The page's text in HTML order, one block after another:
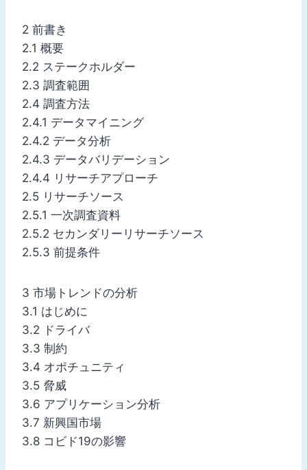
2 前書き
2.1 概要
2.2 ステークホルダー
2.3 調査範囲
2.4 調査方法
2.4.1 データマイニング
2.4.2 データ分析
2.4.3 データバリデーション
2.4.4 リサーチアプローチ
2.5 リサーチソース
2.5.1 一次調査資料
2.5.2 セカンダリーリサーチソース
2.5.3 前提条件
3 市場トレンドの分析
3.1 はじめに
3.2 ドライバ
3.3 制約
3.4 オポチュニティ
3.5 脅威
3.6 アプリケーション分析
3.7 新興国市場
3.8 コビド19の影響